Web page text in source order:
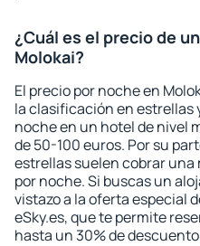
¿Cuál es el precio de
Molokai?
El precio por noche en
la clasificación en estrellas
noche en un hotel de nivel
de 50-100 euros. Por su
estrellas suelen cobrar una
por noche. Si buscas un
vistazo a la oferta especial
eSky.es, que te permite
hasta un 30% de